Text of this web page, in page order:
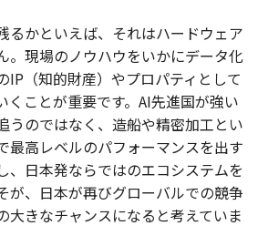
るかといえば、それはハードウェア
。現場のノウハウをいかにデータ化
IP（知的財産）やプロパティとして
くことが重要です。AI先進国が強い
うのではなく、造船や精密加工とい
最高レベルのパフォーマンスを出す
、日本発ならではのエコシステムを
が、日本が再びグローバルでの競争
大きなチャンスになると考えていま